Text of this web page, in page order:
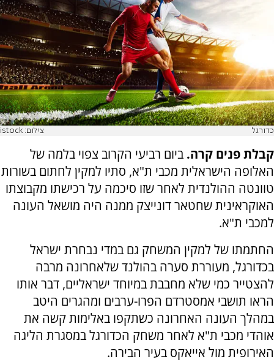
כדורגל צילום: istock
קבלת פנים קרה. ביום רביעי הקרוב צפוי בלמה של
האלופה הישראלית מכבי ת"א, סתיו למקין לחתום בשורות
טוונטה ההולנדית לאחר שזו סיכמה על רכישתו מקבוצתו
האוקראינית שחטאר דונייצק ממנה היה מושאל העונה
למכבי ת"א.
החתמתו של למקין המשחק גם במדי נבחרת ישראל
בכדורגל, מעוררת סערה בהולנד שלאחרונה מרבה
להצטייר כמי שלא מחבבת במיוחד ישראליים, דבר אותו
הראו תושבי אמסטרדם הפרו-ערבים ומהגרים היטב
במהלך העונה האחרונה כשתקפו באלימות קשה את
אוהדי מכבי ת"א לאחר משחק הכדורגל במסגרת הליגה
האירופית מול אייאקס בעיר הבירה.